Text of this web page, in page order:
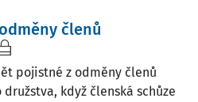
členů
pojistné z odměny členů
když členská schůze